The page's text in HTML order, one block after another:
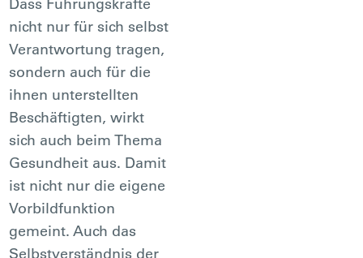
nicht nur für sich selbst
Verantwortung tragen,
sondern auch für die
ihnen unterstellten
Beschäftigten, wirkt
sich auch beim Thema
Gesundheit aus. Damit
ist nicht nur die eigene
Vorbildfunktion
gemeint. Auch das
Selbstverständnis der